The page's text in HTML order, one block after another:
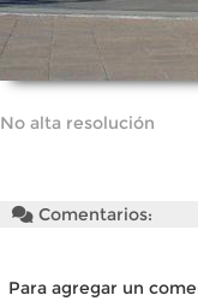
No alta resolución
Comentarios:
Para agregar un